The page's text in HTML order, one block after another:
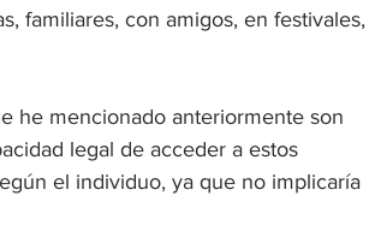
familiares, con amigos, en festivales,
he mencionado anteriormente son
legal de acceder a estos
el individuo, ya que no implicaría